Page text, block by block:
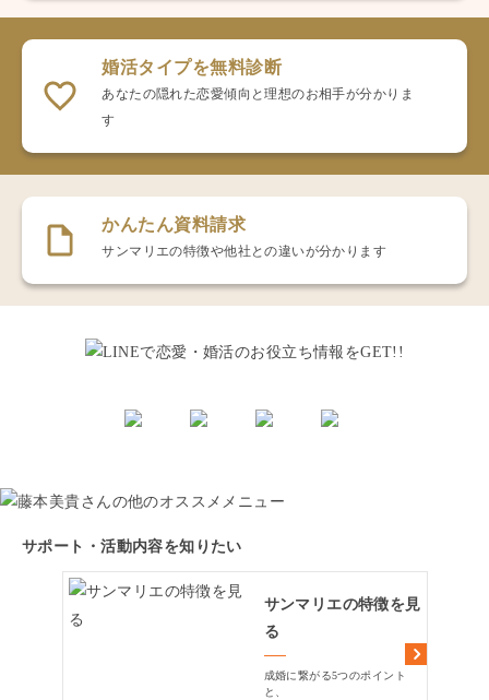
婚活タイプを無料診断
あなたの隠れた恋愛傾向と理想のお相手が分かりま
す
かんたん資料請求
サンマリエの特徴や他社との違いが分かります
サポート・活動内容を知りたい
サンマリエの特徴を見
る
成婚に繋がる5つのポイント
と、